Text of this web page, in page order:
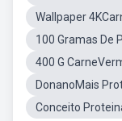
Wallpaper
100 Gramas De
400 G
DonanoMais
Conceito